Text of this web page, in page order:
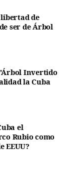
de
ser de Árbol
Invertido
la Cuba
el
Rubio como
EEUU?